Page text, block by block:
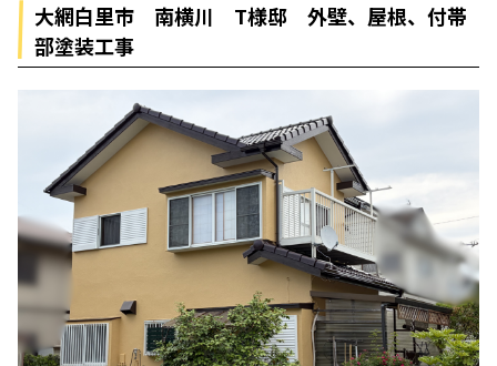
大網白里市 南横川 T様邸 外壁、屋根、付帯
部塗装工事